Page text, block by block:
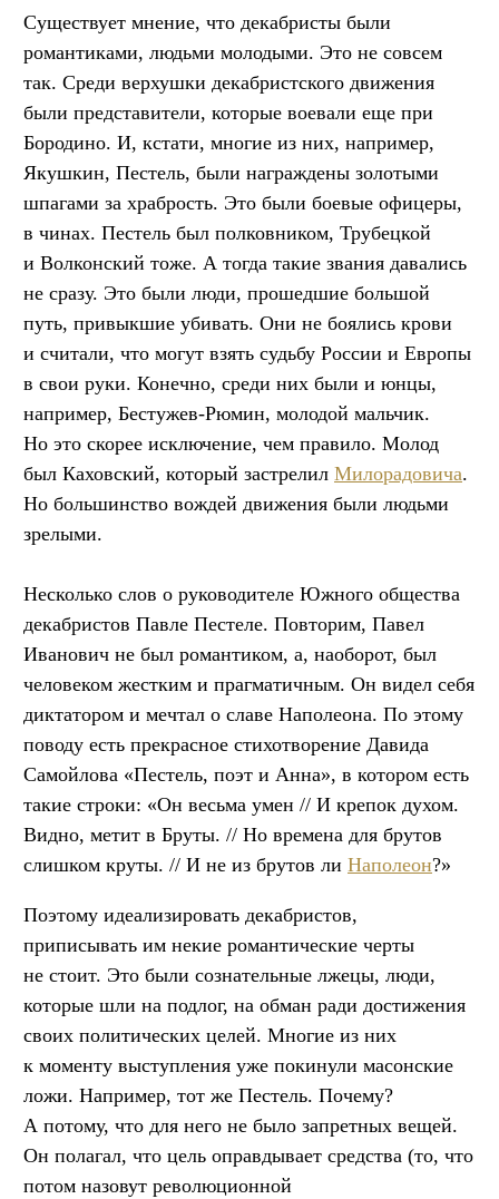
Существует мнение, что декабристы были
романтиками, людьми молодыми. Это не совсем
так. Среди верхушки декабристского движения
были представители, которые воевали еще при
Бородино. И, кстати, многие из них, например,
Якушкин, Пестель, были награждены золотыми
шпагами за храбрость. Это были боевые офицеры,
в чинах. Пестель был полковником, Трубецкой
и Волконский тоже. А тогда такие звания давались
не сразу. Это были люди, прошедшие большой
путь, привыкшие убивать. Они не боялись крови
и считали, что могут взять судьбу России и Европы
в свои руки. Конечно, среди них были и юнцы,
например, Бестужев-Рюмин, молодой мальчик.
Но это скорее исключение, чем правило. Молод
был Каховский, который застрелил Милорадовича.
Но большинство вождей движения были людьми
зрелыми.
Несколько слов о руководителе Южного общества
декабристов Павле Пестеле. Повторим, Павел
Иванович не был романтиком, а, наоборот, был
человеком жестким и прагматичным. Он видел себя
диктатором и мечтал о славе Наполеона. По этому
поводу есть прекрасное стихотворение Давида
Самойлова «Пестель, поэт и Анна», в котором есть
такие строки: «Он весьма умен // И крепок духом.
Видно, метит в Бруты. // Но времена для брутов
слишком круты. // И не из брутов ли Наполеон?»
Поэтому идеализировать декабристов,
приписывать им некие романтические черты
не стоит. Это были сознательные лжецы, люди,
которые шли на подлог, на обман ради достижения
своих политических целей. Многие из них
к моменту выступления уже покинули масонские
ложи. Например, тот же Пестель. Почему?
А потому, что для него не было запретных вещей.
Он полагал, что цель оправдывает средства (то, что
потом назовут революционной